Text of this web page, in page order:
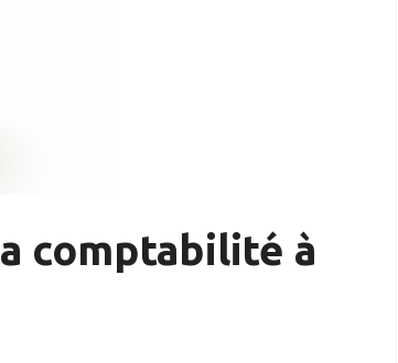
comptabilité à